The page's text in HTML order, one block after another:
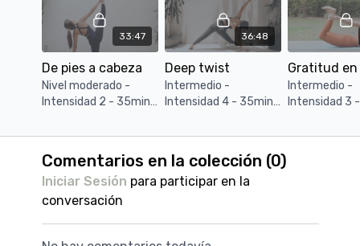
33:47
De pies a cabeza
Nivel moderado -
Intensidad 2 - 35min -
que trabaja todo el
hasta la cabeza
36:48
Deep twist
Intermedio -
Intensidad 4 - 35min -
puro flow. Sin
Intermedio -
Intensidad 3
intensión
Comentarios en la colección (0)
Iniciar Sesión para participar en la
conversación